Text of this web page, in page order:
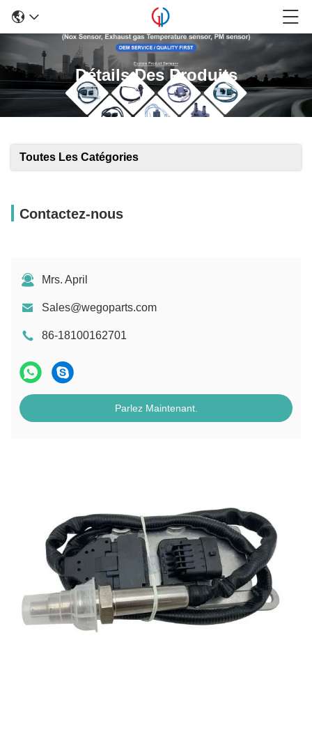
Détails Des Produits
Toutes Les Catégories
Contactez-nous
Mrs. April
Sales@wegoparts.com
86-18100162701
Parlez Maintenant.